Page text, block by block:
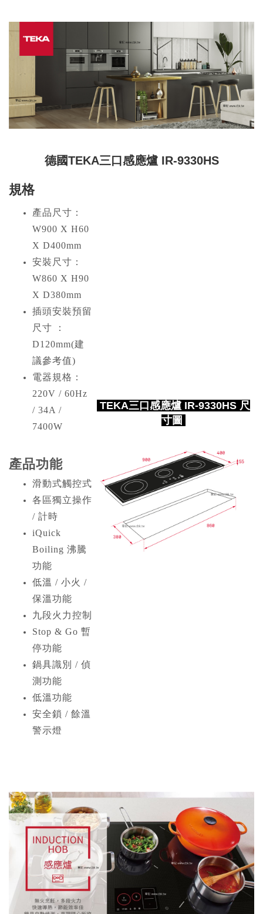
德國TEKA三口感應爐 IR-9330HS
規格
產品尺寸：
W900 X H60
X D400mm
安裝尺寸：
W860 X H90
X D380mm
插頭安裝預留
尺寸 ：
D120mm(建
議參考值)
電器規格：
220V / 60Hz
/ 34A /
7400W
產品功能
滑動式觸控式
各區獨立操作
/ 計時
iQuick
Boiling 沸騰
功能
低溫 / 小火 /
保溫功能
九段火力控制
Stop & Go 暫
停功能
鍋具識別 / 偵
測功能
低溫功能
安全鎖 / 餘溫
警示燈
TEKA三口感應爐 IR-9330HS 尺
寸圖